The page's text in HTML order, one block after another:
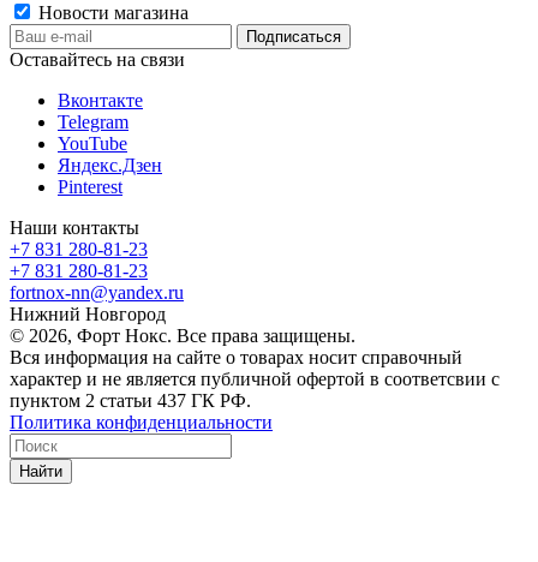
Новости магазина
Оставайтесь на связи
Вконтакте
Telegram
YouTube
Яндекс.Дзен
Pinterest
Наши контакты
+7 831 280-81-23
+7 831 280-81-23
fortnox-nn@yandex.ru
Нижний Новгород
© 2026, Форт Нокс. Все права защищены.
Вся информация на сайте о товарах носит справочный
характер и не является публичной офертой в соответсвии с
пунктом 2 статьи 437 ГК РФ.
Политика конфиденциальности
Найти